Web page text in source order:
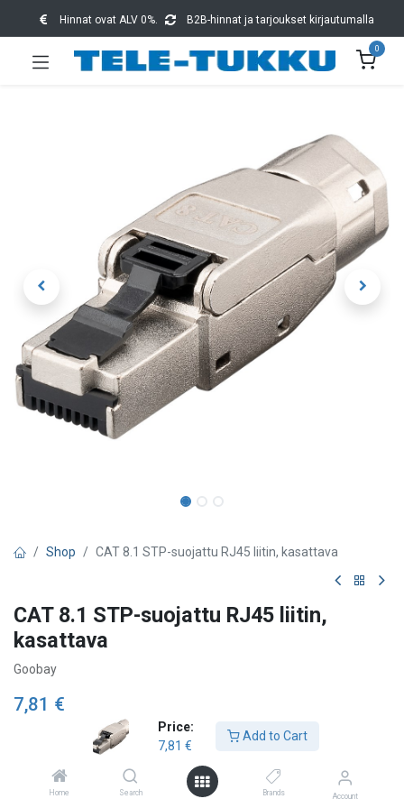
Price:
7,81 €
Add to Cart
Home Search Brands Account
Hinnat ovat ALV 0%. B2B-hinnat ja tarjoukset kirjautumalla
0
Shop CAT 8.1 STP-suojattu RJ45 liitin, kasattava
CAT 8.1 STP-suojattu RJ45 liitin,
kasattava
Goobay
7,81 €
Add to Cart